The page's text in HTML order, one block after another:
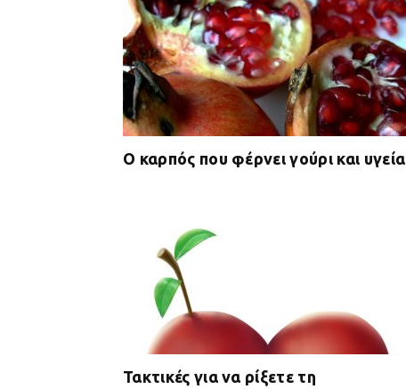
Ο καρπός που φέρνει γούρι και υγεία
Τακτικές για να ρίξετε τη